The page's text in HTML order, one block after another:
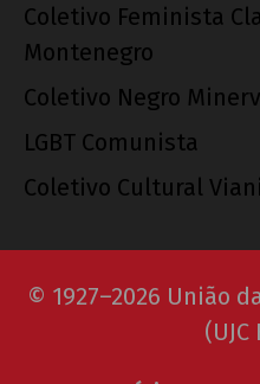
Coletivo Feminista
Montenegro
Coletivo Negro
LGBT Comunista
Coletivo Cultural
© 1927–2026 União